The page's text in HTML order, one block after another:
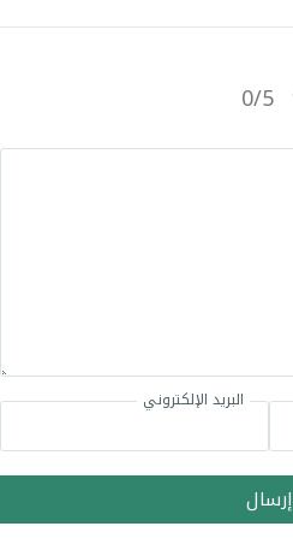
0/5
البريد الإلكتروني
إرسال